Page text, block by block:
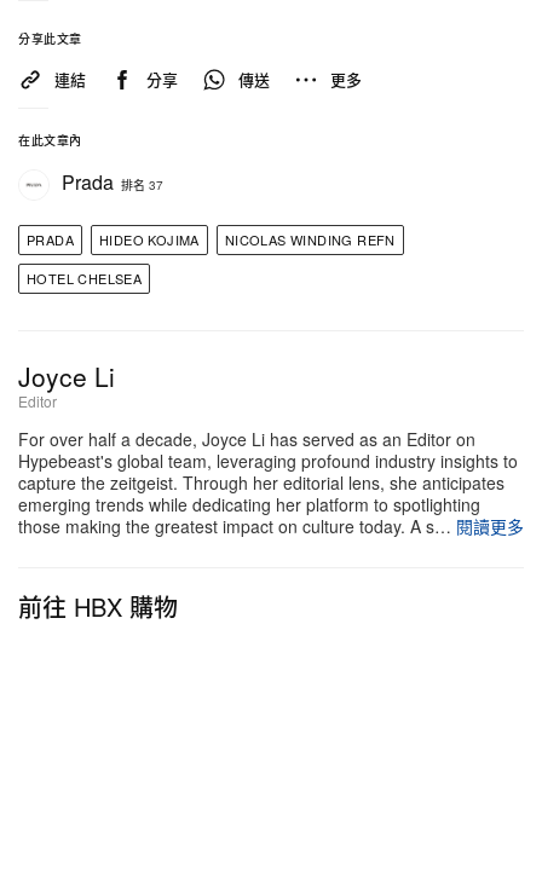
創作，遍佈紐約多個場地，帶領觀者展開一趟深入兩
位前瞻導演思維宇宙的星際旅程。
舉行至 6 月 7 日。
分享此文章
連結 分享 傳送 更多
在此文章內
Prada 排名 37
PRADA HIDEO KOJIMA
NICOLAS WINDING REFN
HOTEL CHELSEA
Joyce Li
Editor
For over half a decade, Joyce Li has served as an Editor on
Hypebeast's global team, leveraging profound industry insights to
capture the zeitgeist. Through her editorial lens, she anticipates
emerging trends while dedicating her platform to spotlighting
those making the greatest impact on culture today. A s… 閱讀更多
前往 HBX 購物